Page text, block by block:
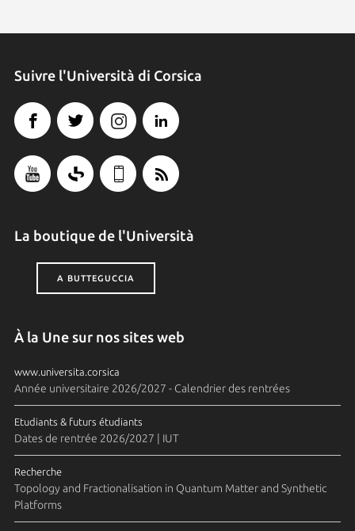
Suivre l'Università di Corsica
La boutique de l'Università
A BUTTEGUCCIA
À la Une sur nos sites web
www.universita.corsica
Année universitaire 2026/2027 - Calendrier des rentrées
Etudiants & futurs étudiants
Dates de rentrée 2026/2027 | IUT
Recherche
Topology and Fractionalisation in Quantum Matter and Synthetic
Platforms